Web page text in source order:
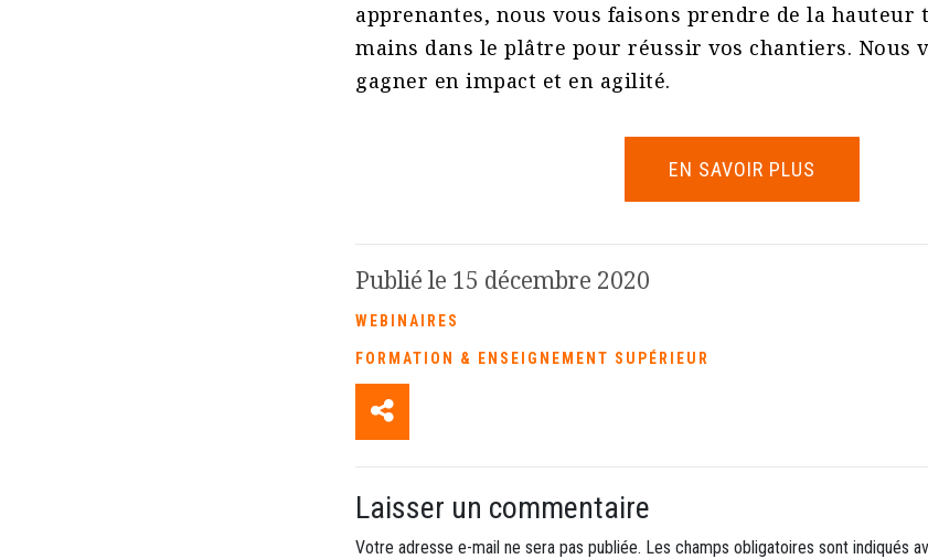
apprenantes, nous vous faisons prendre de la hauteur
mains dans le plâtre pour réussir vos chantiers. Nous
gagner en impact et en agilité.
EN SAVOIR PLUS
Publié le 15 décembre 2020
WEBINAIRES
FORMATION & ENSEIGNEMENT SUPÉRIEUR
Laisser un commentaire
Votre adresse e-mail ne sera pas publiée. Les champs obligatoires sont indiqués